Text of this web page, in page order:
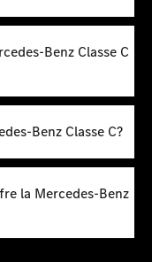
Benz Classe C
Benz Classe C?
la Mercedes-Benz